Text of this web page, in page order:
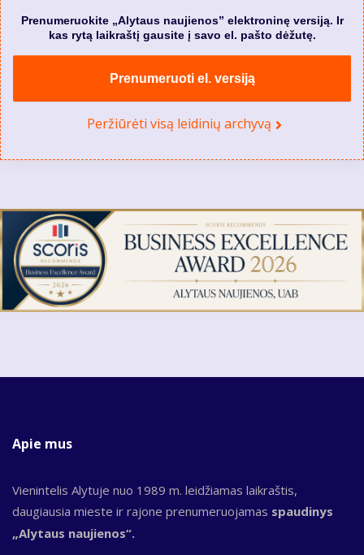
Prenumeruokite „Alytaus naujienos” elektroninę versiją. Ir
kas rytą laikraštį gausite į savo el. pašto dėžutę.
Prenumeruoti el. versiją
Peržiūrėti visą leidinių archyvą
Apie mus
Vienintelis Alytuje nuo 1989 m. leidžiamas laikraštis,
daugiausia mieste ir rajone prenumeruojamas spaudinys
„Alytaus naujienos“.